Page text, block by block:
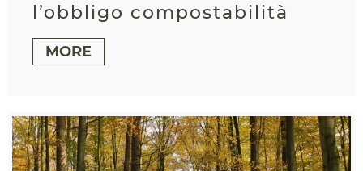
l’obbligo compostabilità
MORE